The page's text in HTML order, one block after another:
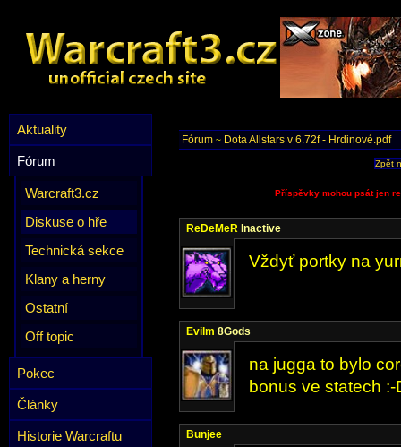
Aktuality
Fórum
Warcraft3.cz
Diskuse o hře
Technická sekce
Klany a herny
Ostatní
Off topic
Pokec
Články
Historie Warcraftu
Fórum ~ Dota Allstars v 6.72f - Hrdinové.pdf
Zpět
Příspěvky mohou psát jen
ReDeMeR Inactive
Vždyť portky na
Evilm 8Gods
na jugga to bylo
bonus ve statech :-
Bunjee